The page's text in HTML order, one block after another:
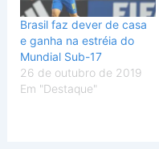
Brasil faz dever de casa
e ganha na estréia do
Mundial Sub-17
26 de outubro de 2019
Em "Destaque"